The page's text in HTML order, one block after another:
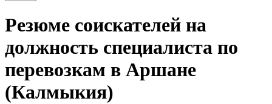
Резюме соискателей на
должность специалиста по
перевозкам в Аршане
(Калмыкия)